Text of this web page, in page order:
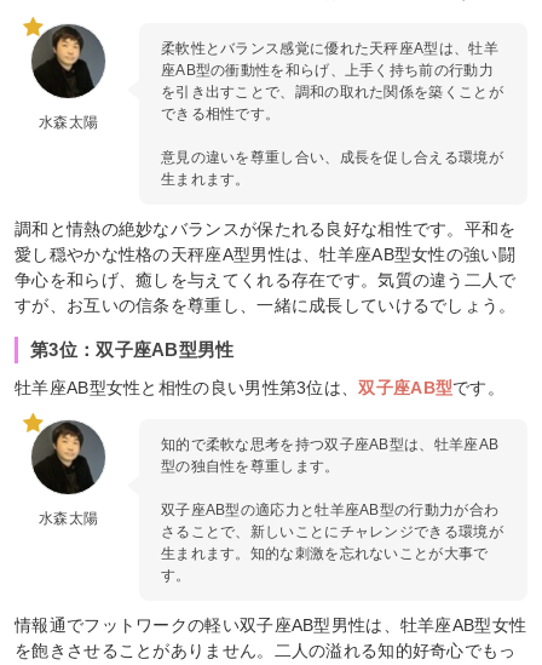
水森太陽
柔軟性とバランス感覚に優れた天秤座A型は、牡羊
座AB型の衝動性を和らげ、上手く持ち前の行動力
を引き出すことで、調和の取れた関係を築くことが
できる相性です。
意見の違いを尊重し合い、成長を促し合える環境が
生まれます。
調和と情熱の絶妙なバランスが保たれる良好な相性です。平和を
愛し穏やかな性格の天秤座A型男性は、牡羊座AB型女性の強い闘
争心を和らげ、癒しを与えてくれる存在です。気質の違う二人で
すが、お互いの信条を尊重し、一緒に成長していけるでしょう。
第3位：双子座AB型男性
牡羊座AB型女性と相性の良い男性第3位は、双子座AB型です。
水森太陽
知的で柔軟な思考を持つ双子座AB型は、牡羊座AB
型の独自性を尊重します。
双子座AB型の適応力と牡羊座AB型の行動力が合わ
さることで、新しいことにチャレンジできる環境が
生まれます。知的な刺激を忘れないことが大事で
す。
情報通でフットワークの軽い双子座AB型男性は、牡羊座AB型女性
を飽きさせることがありません。二人の溢れる知的好奇心でもっ